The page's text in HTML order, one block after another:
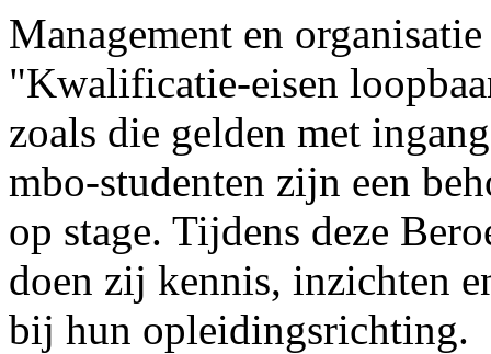
Management en
"Kwalificatie-eisen
zoals die gelden met
mbo-studenten zijn een
op stage. Tijdens deze
doen zij kennis, inzichten
bij hun opleidingsrichting.